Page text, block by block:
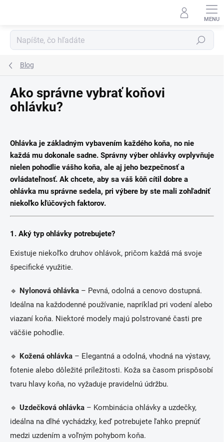
Hľadať
Blog
Ako správne vybrať koňovi
ohlávku?
Ohlávka je základným vybavením každého koňa, no nie
každá mu dokonale sadne. Správny výber ohlávky ovplyvňuje
nielen pohodlie vášho koňa, ale aj jeho bezpečnosť a
ovládateľnosť. Ak chcete, aby sa váš kôň cítil dobre a
ohlávka mu správne sedela, pri výbere by ste mali zohľadniť
niekoľko kľúčových faktorov.
1. Aký typ ohlávky potrebujete?
Existuje niekoľko druhov ohlávok, pričom každá má svoje
špecifické využitie.
🔹 Nylonová ohlávka – Pevná, odolná a cenovo dostupná.
Ideálna na každodenné používanie, napríklad pri vodení alebo
viazaní koňa. Niektoré modely majú polstrované časti pre
väčšie pohodlie.
🔹 Kožená ohlávka – Elegantná a odolná, vhodná na výstavy,
fotenie alebo dôležité príležitosti. Koža sa časom prispôsobí
tvaru hlavy koňa, no vyžaduje pravidelnú údržbu.
🔹 Uzdečková ohlávka – Kombinácia ohlávky a uzdečky,
ideálna na dlhé vychádzky, keď potrebujete ľahko prepnúť
medzi uzdením a voľným pohybom koňa.